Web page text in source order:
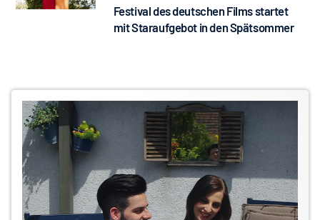
Festival des deutschen Films startet
mit Staraufgebot in den Spätsommer